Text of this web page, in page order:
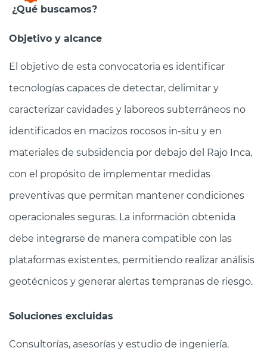
¿Qué buscamos?
Objetivo y alcance
El objetivo de esta convocatoria es identificar
tecnologías capaces de detectar, delimitar y
caracterizar cavidades y laboreos subterráneos no
identificados en macizos rocosos in-situ y en
materiales de subsidencia por debajo del Rajo Inca,
con el propósito de implementar medidas
preventivas que permitan mantener condiciones
operacionales seguras. La información obtenida
debe integrarse de manera compatible con las
plataformas existentes, permitiendo realizar análisis
geotécnicos y generar alertas tempranas de riesgo.
Soluciones excluidas
Consultorías, asesorías y estudio de ingeniería.